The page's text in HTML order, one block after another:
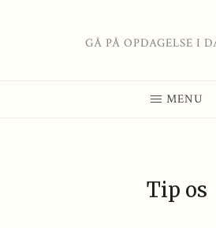
GÅ PÅ OPDAGELSE I
MENU
Tip os